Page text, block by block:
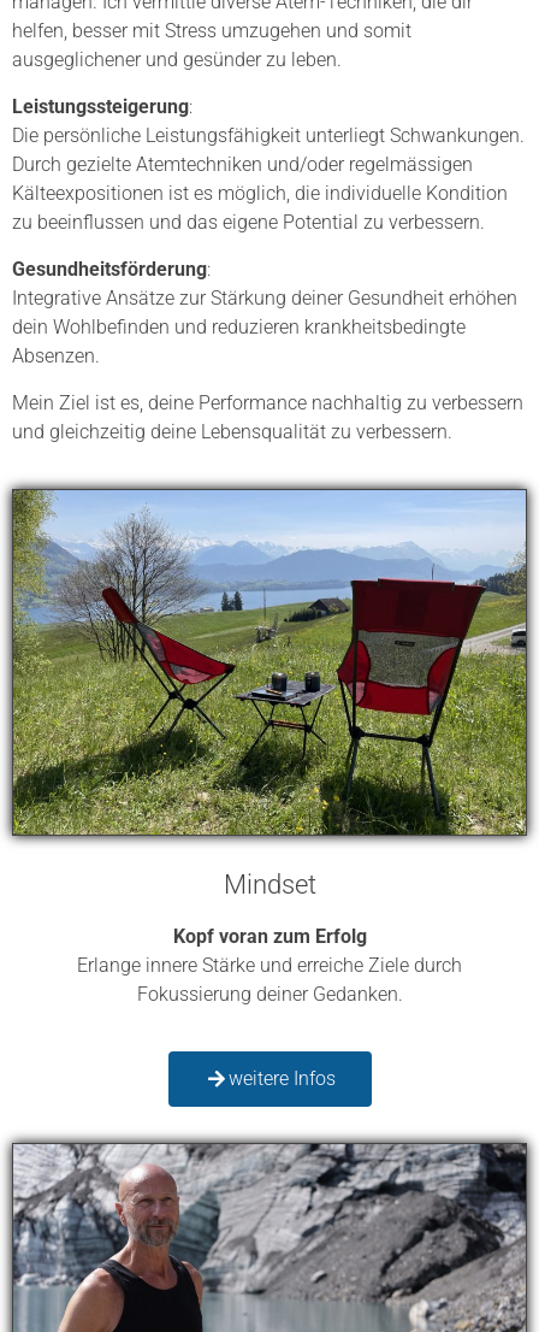
helfen, besser mit Stress umzugehen und somit
ausgeglichener und gesünder zu leben.
Leistungssteigerung:
Die persönliche Leistungsfähigkeit unterliegt Schwankungen.
Durch gezielte Atemtechniken und/oder regelmässigen
Kälteexpositionen ist es möglich, die individuelle Kondition
zu beeinflussen und das eigene Potential zu verbessern.
Gesundheitsförderung:
Integrative Ansätze zur Stärkung deiner Gesundheit erhöhen
dein Wohlbefinden und reduzieren krankheitsbedingte
Absenzen.
Mein Ziel ist es, deine Performance nachhaltig zu verbessern
und gleichzeitig deine Lebensqualität zu verbessern.
Mindset
Kopf voran zum Erfolg
Erlange innere Stärke und erreiche Ziele durch
Fokussierung deiner Gedanken.
weitere Infos